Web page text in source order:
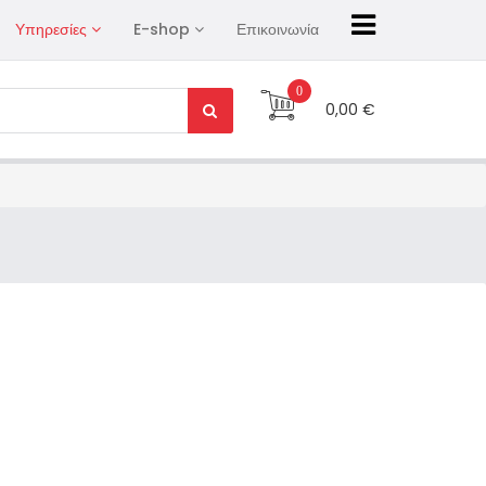
Υπηρεσίες E-shop Επικοινωνία
0
0,00 €